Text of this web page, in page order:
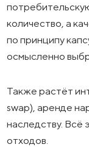
количество, а
по принципу
осмысленно
Также растёт
swap), аренде
наследству. Всё
отходов.